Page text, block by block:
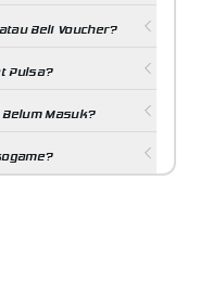
Beli Voucher?
Pulsa?
Masuk?